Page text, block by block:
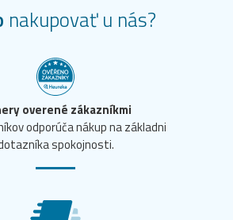
nakupovať u nás?
overené zákazníkmi
odporúča nákup na základni
spokojnosti.